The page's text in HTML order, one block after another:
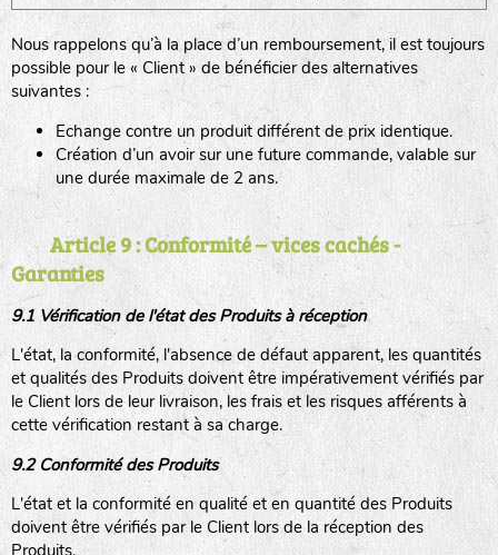
Nous rappelons qu’à la place d’un remboursement, il est toujours
possible pour le « Client » de bénéficier des alternatives
suivantes :
Echange contre un produit différent de prix identique.
Création d’un avoir sur une future commande, valable sur
une durée maximale de 2 ans.
Article 9 : Conformité – vices cachés -
Garanties
9.1 Vérification de l'état des Produits à réception
L'état, la conformité, l'absence de défaut apparent, les quantités
et qualités des Produits doivent être impérativement vérifiés par
le Client lors de leur livraison, les frais et les risques afférents à
cette vérification restant à sa charge.
9.2 Conformité des Produits
L'état et la conformité en qualité et en quantité des Produits
doivent être vérifiés par le Client lors de la réception des
Produits.